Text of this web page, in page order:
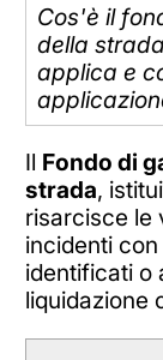
Cos'è il
della
applica e
Il Fondo di
strada,
risarcisce le
incidenti
identificati o
liquidazione